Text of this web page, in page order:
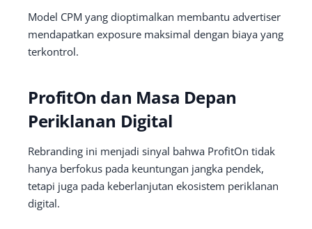
Model CPM yang dioptimalkan membantu advertiser
mendapatkan exposure maksimal dengan biaya yang
terkontrol.
ProfitOn dan Masa Depan
Periklanan Digital
Rebranding ini menjadi sinyal bahwa ProfitOn tidak
hanya berfokus pada keuntungan jangka pendek,
tetapi juga pada keberlanjutan ekosistem periklanan
digital.